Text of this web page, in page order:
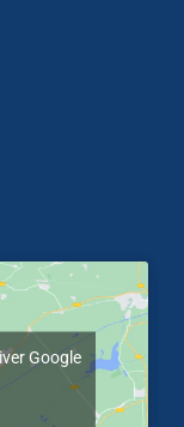
Google